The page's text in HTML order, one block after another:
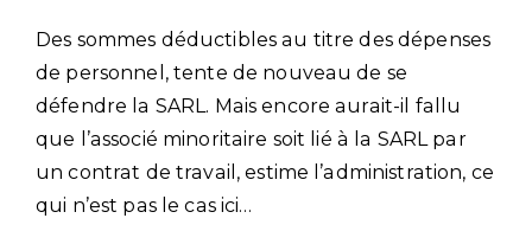
Des sommes déductibles au titre des dépenses
de personnel, tente de nouveau de se
défendre la SARL. Mais encore aurait-il fallu
que l’associé minoritaire soit lié à la SARL par
un contrat de travail, estime l’administration, ce
qui n’est pas le cas ici…